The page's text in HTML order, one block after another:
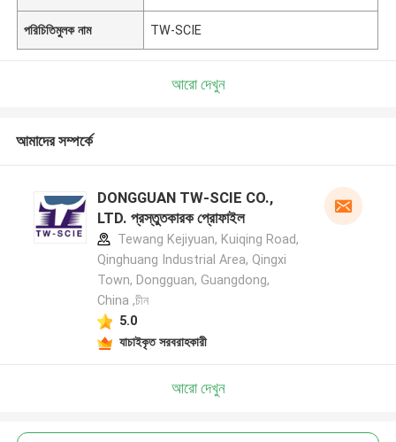
পরিচিতিমুলক নাম TW-SCIE
আরো দেখুন
আমাদের সম্পর্কে
DONGGUAN TW-SCIE CO.,
LTD. প্রস্তুতকারক প্রোফাইল
Tewang Kejiyuan, Kuiqing Road,
Qinghuang Industrial Area, Qingxi
Town, Dongguan, Guangdong,
China ,চীন
5.0
যাচাইকৃত সরবরাহকারী
আরো দেখুন